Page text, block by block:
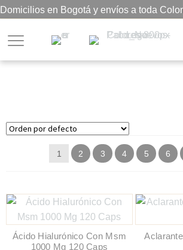
Domicilios en Bogotá y envíos a toda
1 2 3 4 5 6
Ácido Hialurónico Con Msm
1000 Mg 120 Caps